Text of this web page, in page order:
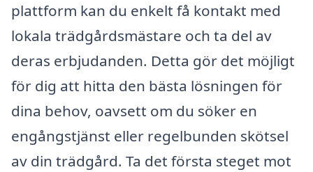
plattform kan du enkelt få kontakt med
lokala trädgårdsmästare och ta del av
deras erbjudanden. Detta gör det möjligt
för dig att hitta den bästa lösningen för
dina behov, oavsett om du söker en
engångstjänst eller regelbunden skötsel
av din trädgård. Ta det första steget mot